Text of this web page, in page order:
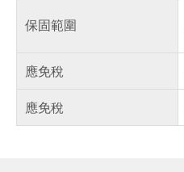
保固範圍
應免稅
應免稅